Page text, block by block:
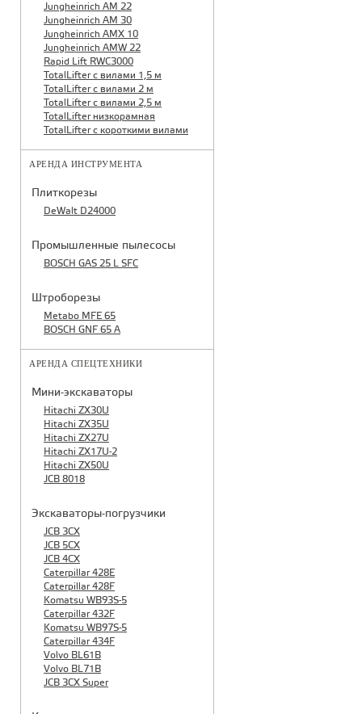
Jungheinrich AM 22
Jungheinrich AM 30
Jungheinrich AMX 10
Jungheinrich AMW 22
Rapid Lift RWC3000
TotalLifter с вилами 1,5 м
TotalLifter с вилами 2 м
TotalLifter с вилами 2,5 м
TotalLifter низкорамная
TotalLifter с короткими вилами
АРЕНДА ИНСТРУМЕНТА
Плиткорезы
DeWalt D24000
Промышленные пылесосы
BOSCH GAS 25 L SFC
Штроборезы
Metabo MFE 65
BOSCH GNF 65 A
АРЕНДА СПЕЦТЕХНИКИ
Мини-экскаваторы
Hitachi ZX30U
Hitachi ZX35U
Hitachi ZX27U
Hitachi ZX17U-2
Hitachi ZX50U
JCB 8018
Экскаваторы-погрузчики
JCB 3CX
JCB 5CX
JCB 4CX
Caterpillar 428E
Caterpillar 428F
Komatsu WB93S-5
Caterpillar 432F
Komatsu WB97S-5
Caterpillar 434F
Volvo BL61B
Volvo BL71B
JCB 3CX Super